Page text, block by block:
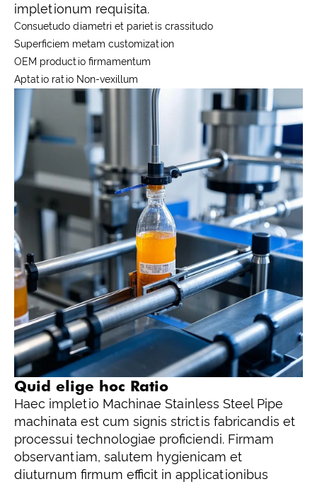
impletionum requisita.
Consuetudo diametri et parietis crassitudo
Superficiem metam customization
OEM productio firmamentum
Aptatio ratio Non-vexillum
Quid elige hoc Ratio
Haec impletio Machinae Stainless Steel Pipe
machinata est cum signis strictis fabricandis et
processui technologiae proficiendi. Firmam
observantiam, salutem hygienicam et
diuturnum firmum efficit in applicationibus